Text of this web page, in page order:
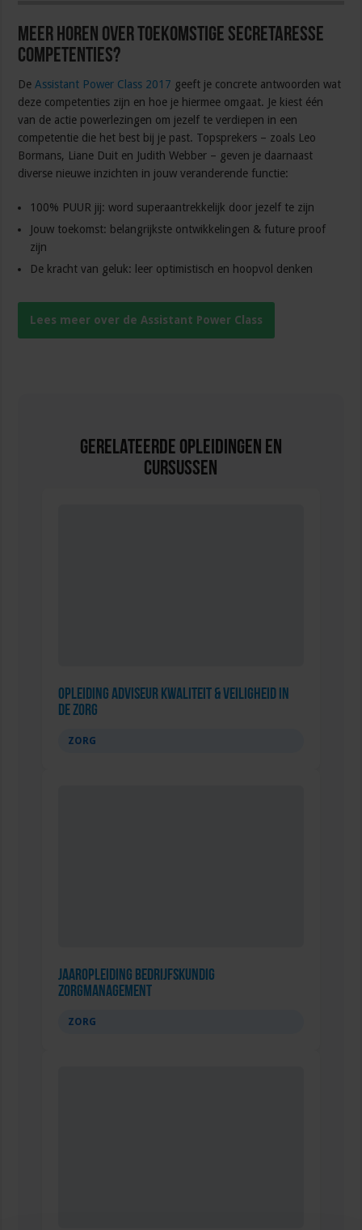
Meer horen over toekomstige secretaresse
competenties?
DeAssistant Power Class 2017 geeft je concrete antwoorden wat
deze competenties zijn en hoe je hiermee omgaat. Je kiest één
van de actie powerlezingen om jezelf te verdiepen in een
competentie die het best bij je past. Topsprekers – zoals Leo
Bormans, Liane Duit en Judith Webber – geven je daarnaast
diverse nieuwe inzichten in jouw veranderende functie:
100% PUUR jij: word superaantrekkelijk door jezelf te zijn
Jouw toekomst: belangrijkste ontwikkelingen & future proof
zijn
De kracht van geluk: leer optimistisch en hoopvol denken
Lees meer over de Assistant Power Class
Gerelateerde Opleidingen en
Cursussen
Opleiding Adviseur Kwaliteit & Veiligheid in
de zorg
ZORG
Jaaropleiding Bedrijfskundig
Zorgmanagement
ZORG